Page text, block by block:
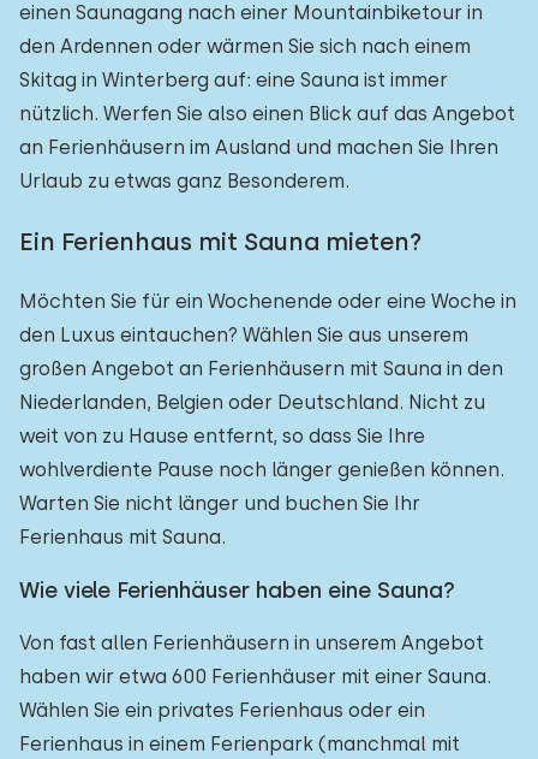
einen Saunagang nach einer Mountainbiketour in
den Ardennen oder wärmen Sie sich nach einem
Skitag in Winterberg auf: eine Sauna ist immer
nützlich. Werfen Sie also einen Blick auf das Angebot
an Ferienhäusern im Ausland und machen Sie Ihren
Urlaub zu etwas ganz Besonderem.
Ein Ferienhaus mit Sauna mieten?
Möchten Sie für ein Wochenende oder eine Woche in
den Luxus eintauchen? Wählen Sie aus unserem
großen Angebot an Ferienhäusern mit Sauna in den
Niederlanden, Belgien oder Deutschland. Nicht zu
weit von zu Hause entfernt, so dass Sie Ihre
wohlverdiente Pause noch länger genießen können.
Warten Sie nicht länger und buchen Sie Ihr
Ferienhaus mit Sauna.
Wie viele Ferienhäuser haben eine Sauna?
Von fast allen Ferienhäusern in unserem Angebot
haben wir etwa 600 Ferienhäuser mit einer Sauna.
Wählen Sie ein privates Ferienhaus oder ein
Ferienhaus in einem Ferienpark (manchmal mit